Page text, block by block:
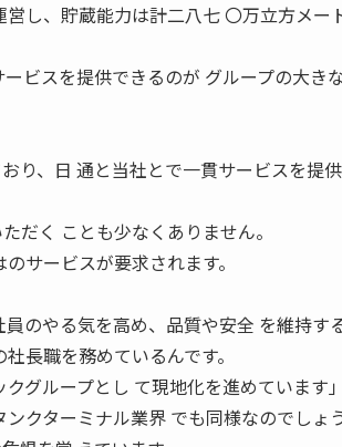
し、貯蔵能力は計二八七 〇万立方メー
ビスを提供できるのが グループの大き
り、日 通と当社とで一貫サービスを提
だく ことも少なくありません。
サービスが要求されます。
のやる気を高め、品質や安全 を維持す
長職を務めているんです。
グループとし て現地化を進めています
ターミナル業界 でも同様なのでしょう